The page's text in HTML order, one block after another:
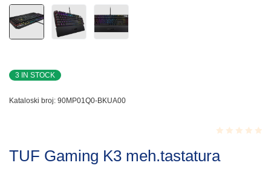
3 IN STOCK
Kataloski broj: 90MP01Q0-BKUA00
0.001
TUF Gaming K3 meh.tastatura